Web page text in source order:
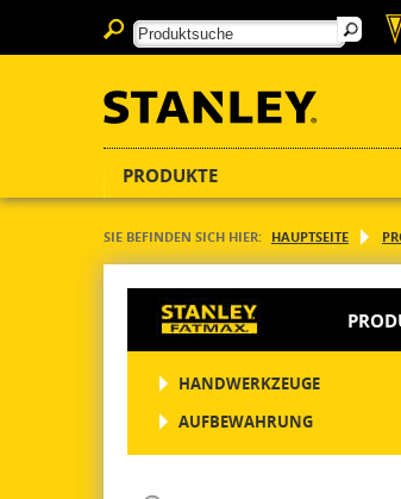
PRODUKTE
SIE BEFINDEN SICH HIER: HAUPTSEITE
HANDWERKZEUGE
AUFBEWAHRUNG